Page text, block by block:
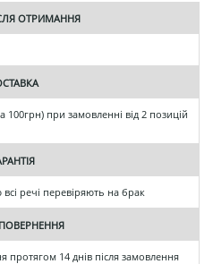
ОТРИМАННЯ
при замовленні від 2 позицій
речі перевіряють на брак
14 днів після замовлення